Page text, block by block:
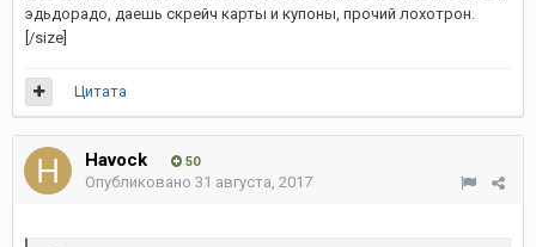
эдьдорадо, даешь скрейч карты и купоны, прочий лохотрон.
[/size]
Цитата
Havock 50
Опубликовано 31 августа, 2017